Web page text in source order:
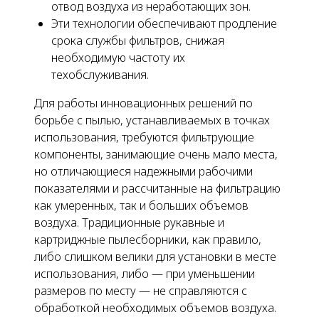
отвод воздуха из неработающих зон.
Эти технологии обеспечивают продление
срока службы фильтров, снижая
необходимую частоту их
техобслуживания.
Для работы инновационных решений по
борьбе с пылью, устанавливаемых в точках
использования, требуются фильтрующие
компоненты, занимающие очень мало места,
но отличающиеся надежными рабочими
показателями и рассчитанные на фильтрацию
как умеренных, так и больших объемов
воздуха. Традиционные рукавные и
картриджные пылесборники, как правило,
либо слишком велики для установки в месте
использования, либо — при уменьшении
размеров по месту — не справляются с
обработкой необходимых объемов воздуха.